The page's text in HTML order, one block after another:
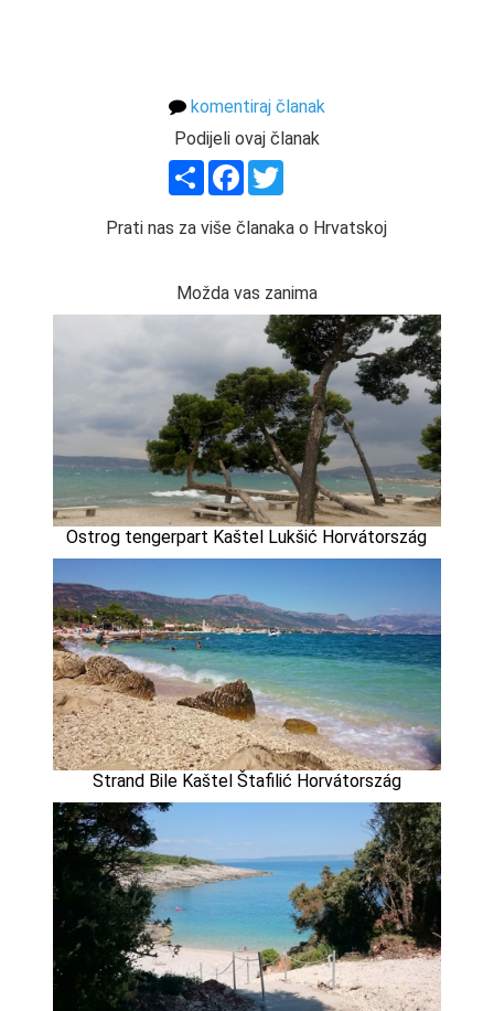
komentiraj članak
Podijeli ovaj članak
ShareFacebook
Prati nas za više članaka o Hrvatskoj
Možda vas zanima
Ostrog tengerpart Kaštel Lukšić Horvátország
Strand Bile Kaštel Štafilić Horvátország